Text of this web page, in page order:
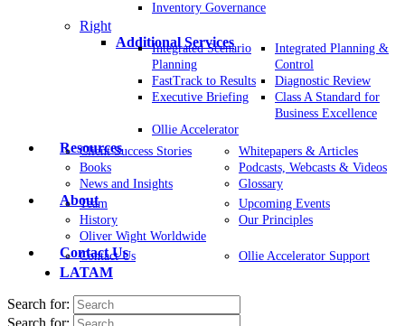
Inventory Governance
Right
Additional Services
Integrated Scenario
Planning
Integrated Planning &
Control
FastTrack to Results
Diagnostic Review
Executive Briefing
Class A Standard for
Business Excellence
Ollie Accelerator
Resources
Client Success Stories
Whitepapers & Articles
Books
Podcasts, Webcasts & Videos
News and Insights
Glossary
About
Team
Upcoming Events
History
Our Principles
Oliver Wight Worldwide
Contact Us
Contact Us Ollie Accelerator Support
LATAM
Search for: